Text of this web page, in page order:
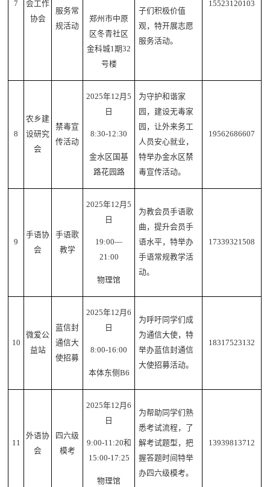
7
会工作
协会
服务常
规活动
郑州市中原
区冬青社区
金科城1期32
号楼
子们积极价值
观，特开展志愿
服务活动。
15523120103
8
农乡建
设研究
会
禁毒宣
传活动
2025年12月5
日
8:30-12:30
金水区国基
路花园路
为守护和谐家
园，建设无毒家
园，让外来务工
人员安心就业，
特举办金水区禁
毒宣传活动。
19562686607
9
手语协
会
手语歌
教学
2025年12月5
日
19:00—
21:00
物理馆
为教会员手语歌
曲，提升会员手
语水平，特举办
手语常规教学活
动。
17339321508
10
微爱公
益站
蓝信封
通信大
使招募
2025年12月6
日
8:00-16:00
本体东侧B6
为呼吁同学们成
为通信大使，特
举办蓝信封通信
大使招募活动。
18317523132
11
外语协
会
四六级
模考
2025年12月6
日
9:00-11:20和
15:00-17:25
物理馆
为帮助同学们熟
悉考试流程，了
解考试题型，把
握答题时间特举
办四六级模考。
13939813712